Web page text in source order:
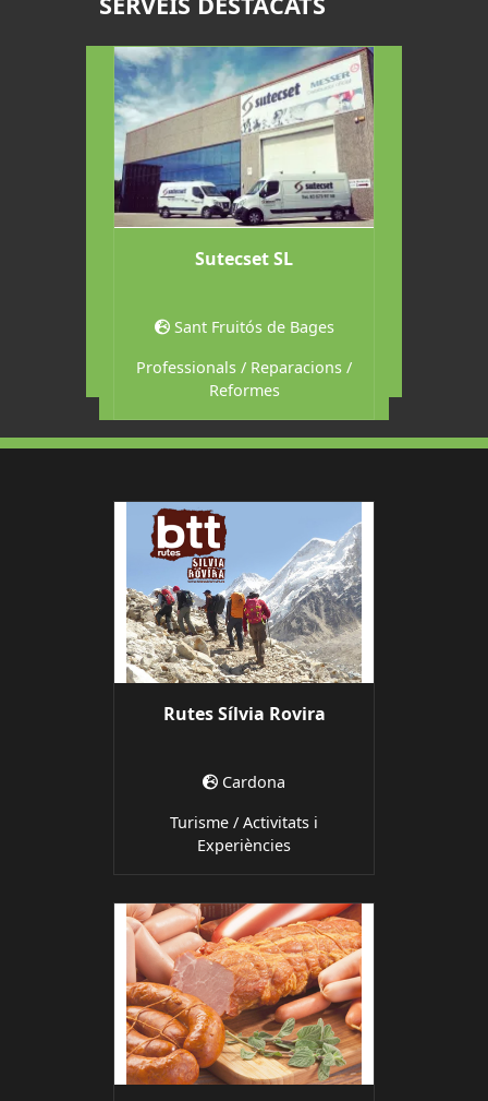
Sutecset SL
Sant Fruitós de Bages
Professionals / Reparacions /
Reformes
Rutes Sílvia Rovira
Cardona
Turisme / Activitats i
Experiències